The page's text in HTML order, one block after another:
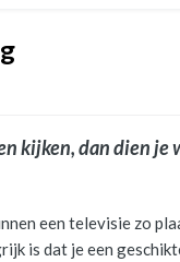
kijken, dan dien
een televisie zo
is dat je een